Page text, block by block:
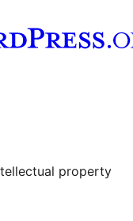
property